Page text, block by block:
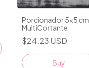
Porcionador 5x5 cm
MultiCortante
$24.23 USD
Buy